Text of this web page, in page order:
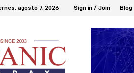
agosto 7, 2026 Sign in / Join Blog